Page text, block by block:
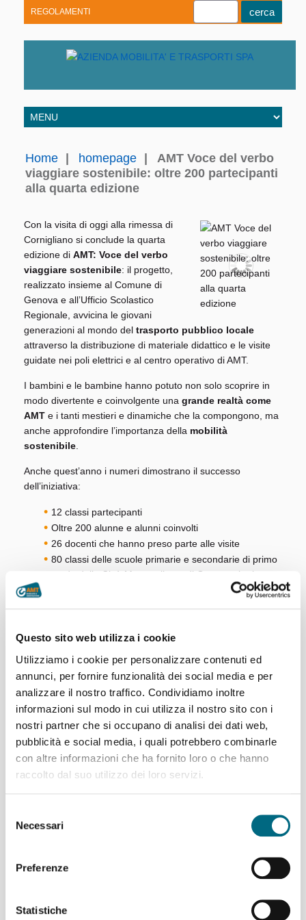
Questo sito web utilizza i cookie
Utilizziamo i cookie per personalizzare contenuti ed
annunci, per fornire funzionalità dei social media e per
analizzare il nostro traffico. Condividiamo inoltre
informazioni sul modo in cui utilizza il nostro sito con i
nostri partner che si occupano di analisi dei dati web,
pubblicità e social media, i quali potrebbero combinarle
con altre informazioni che ha fornito loro o che hanno
raccolto dal suo utilizzo dei loro servizi.
delNecessari
Preferenze
Statistiche
REGOLAMENTI
Home homepage
AMT Voce del verbo
viaggiare sostenibile: oltre 200 partecipanti
alla quarta edizione
Con la visita di oggi alla rimessa di
Cornigliano si conclude la quarta
edizione di AMT: Voce del verbo
viaggiare sostenibile: il progetto,
realizzato insieme al Comune di
Genova e all’Ufficio Scolastico
Regionale, avvicina le giovani
generazioni al mondo del trasporto pubblico locale
attraverso la distribuzione di materiale didattico e le visite
guidate nei poli elettrici e al centro operativo di AMT.
I bambini e le bambine hanno potuto non solo scoprire in
modo divertente e coinvolgente una grande realtà come
AMT e i tanti mestieri e dinamiche che la compongono, ma
anche approfondire l’importanza della mobilità
sostenibile.
Anche quest’anno i numeri dimostrano il successo
dell’iniziativa:
12 classi partecipanti
Oltre 200 alunne e alunni coinvolti
26 docenti che hanno preso parte alle visite
80 classi delle scuole primarie e secondarie di primo
grado della Città Metropolitana di Genova che hanno
Nelle foto vi raccontiamo le visite delle classi III A e V A
Voltri 1, ospitate, in queste ultime settimane, nella rimessa
elettrica di Cornigliano.